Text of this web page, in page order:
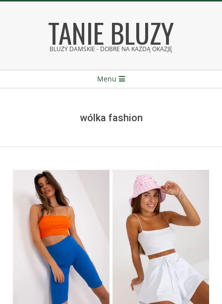
TANIE BLUZY
BLUZY DAMSKIE - DOBRE NA KAŻDĄ OKAZJĘ
Menu
wólka fashion